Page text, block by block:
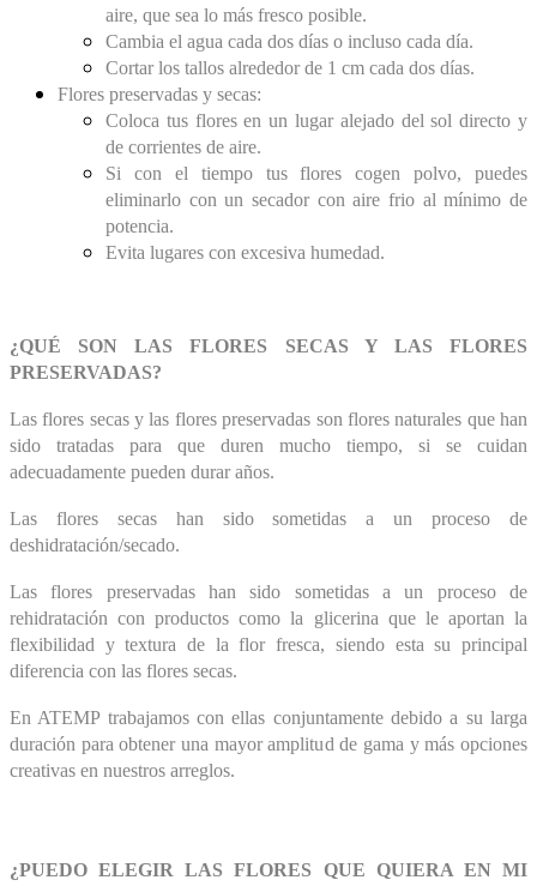
aire, que sea lo más fresco posible.
Cambia el agua cada dos días o incluso cada día.
Cortar los tallos alrededor de 1 cm cada dos días.
Flores preservadas y secas:
Coloca tus flores en un lugar alejado del sol directo y
de corrientes de aire.
Si con el tiempo tus flores cogen polvo, puedes
eliminarlo con un secador con aire frio al mínimo de
potencia.
Evita lugares con excesiva humedad.
¿QUÉ SON LAS FLORES SECAS Y LAS FLORES
PRESERVADAS?
Las flores secas y las flores preservadas son flores naturales que han
sido tratadas para que duren mucho tiempo, si se cuidan
adecuadamente pueden durar años.
Las flores secas han sido sometidas a un proceso de
deshidratación/secado.
Las flores preservadas han sido sometidas a un proceso de
rehidratación con productos como la glicerina que le aportan la
flexibilidad y textura de la flor fresca, siendo esta su principal
diferencia con las flores secas.
En ATEMP trabajamos con ellas conjuntamente debido a su larga
duración para obtener una mayor amplitud de gama y más opciones
creativas en nuestros arreglos.
¿PUEDO ELEGIR LAS FLORES QUE QUIERA EN MI